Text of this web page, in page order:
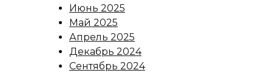
Июнь 2025
Май 2025
Апрель 2025
Декабрь 2024
Сентябрь 2024